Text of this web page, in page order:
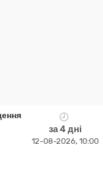
за 4 дні
12-08-2026, 10:00